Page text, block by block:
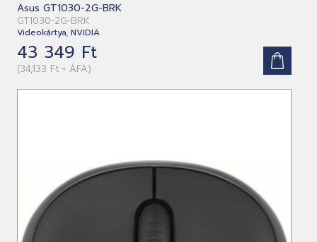
Asus GT1030-2G-BRK
GT1030-2G-BRK
Videokártya, NVIDIA
43 349 Ft
(34,133 Ft + ÁFA)